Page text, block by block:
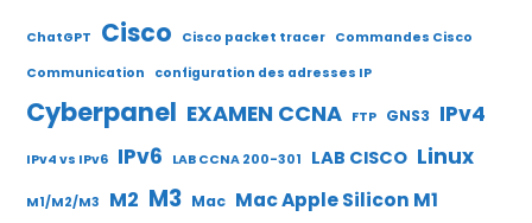
ChatGPT Cisco Cisco packet tracer Commandes Cisco
Communication
configuration des adresses IP
Cyberpanel EXAMEN CCNA FTP GNS3 IPv4
IPv4 vs IPv6 IPv6 LAB CCNA 200-301 LAB CISCO Linux
M1/M2/M3 M2 M3 Mac Mac Apple Silicon M1